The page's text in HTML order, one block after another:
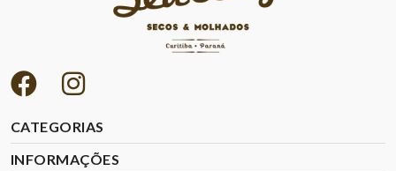
CATEGORIAS
INFORMAÇÕES